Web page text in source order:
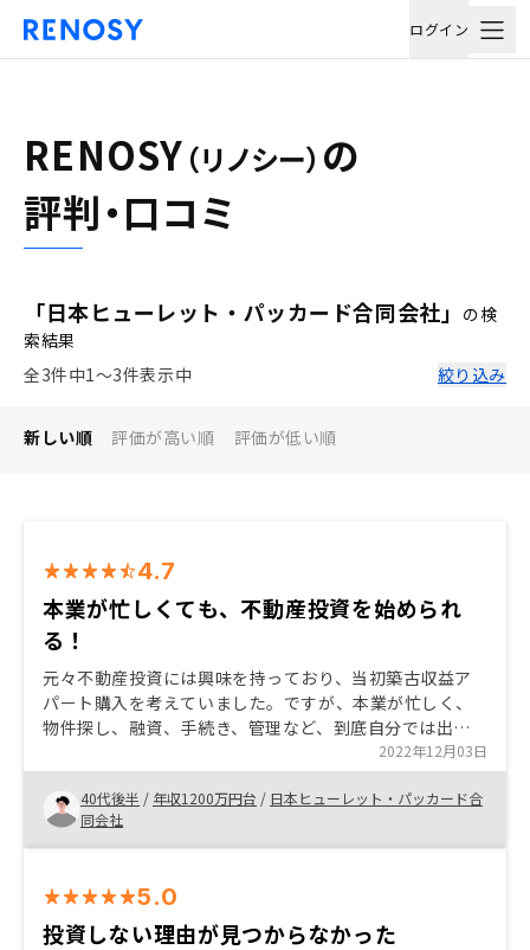
ログイン
RENOSY （リノシー） の
評判・口コミ
「日本ヒューレット・パッカード合同会社」 の検
索結果
全3件中1〜3件表示中
絞り込み
新しい順 評価が高い順 評価が低い順
4.7
本業が忙しくても、不動産投資を始められ
る！
元々不動産投資には興味を持っており、当初築古収益ア
パート購入を考えていました。ですが、本業が忙しく、
物件探し、融資、手続き、管理など、到底自分では出来
ないと考えるようになりました。 RENOSYはそういった
こと全てを解決出来る仕組みがあり、自分のようなサラ
リーマン大屋には最適だと考えたのが、決め手となりま
した。 (まだやってみていないのですが)アプリから簡単
に確定申告書類が作成出来たり、経費計上出来たりする
教えて欲しいです。
2022年12月03日
40代後半 / 年収1200万円台 / 日本ヒューレット・パッカード合
同会社
5.0
投資しない理由が見つからなかった